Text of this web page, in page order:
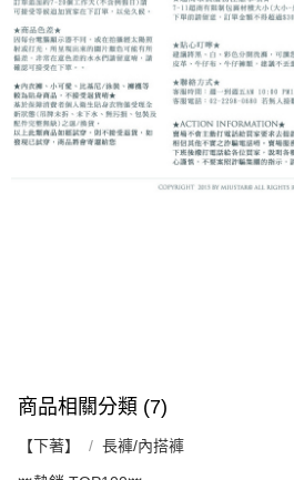
商品相關分類 (7)
【下著】 長褲/內搭褲